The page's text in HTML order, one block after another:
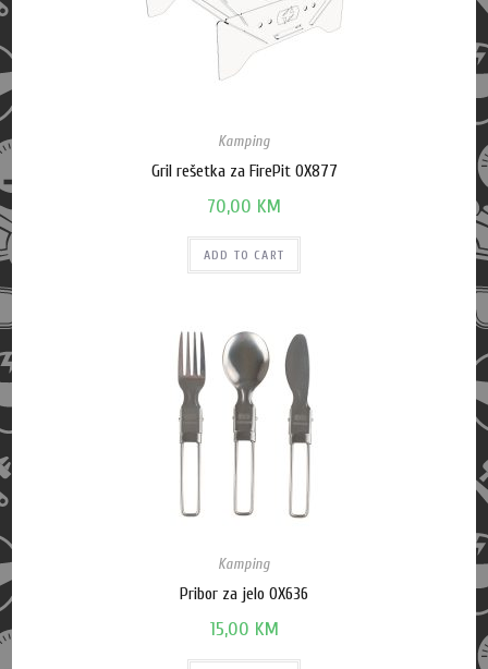
Kamping
Gril rešetka za FirePit OX877
70,00 KM
ADD TO CART
Kamping
Pribor za jelo OX636
15,00 KM